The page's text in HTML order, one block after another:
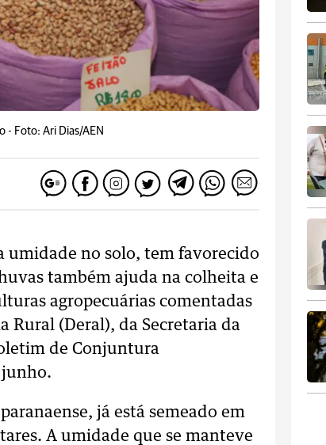
- Foto: Ari Dias/AEN
umidade no solo, tem favorecido
também ajuda na colheita e
agropecuárias comentadas
Rural (Deral), da Secretaria da
de Conjuntura
junho.
já está semeado em
A umidade que se manteve